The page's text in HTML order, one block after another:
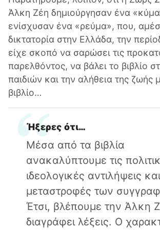
Άλκη Ζέη δημιούργησαν ένα
ενίσχυσαν ένα «ρεύμα», που,
δικτατορία στην Ελλάδα, την
είχε σκοπό να σαρώσει τις
παρελθόντος, να βάλει το βιβλίο
παιδιών και την αλήθεια της ζωής
βιβλίο…
Ήξερες ότι…
Μέσα από τα βιβλία
ανακαλύπτουμε τις
ιδεολογικές αντιλήψεις και
μεταστροφές των
Έτσι, βλέπουμε την Άλκη
διαγράφει λέξεις. Ο